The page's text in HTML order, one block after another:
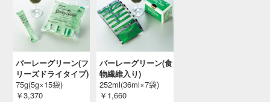
バーレーグリーン(フ
リーズドライタイプ)
75g(5g×15袋)
￥3,370
バーレーグリーン(食
物繊維入り)
252ml(36ml×7袋)
￥1,660